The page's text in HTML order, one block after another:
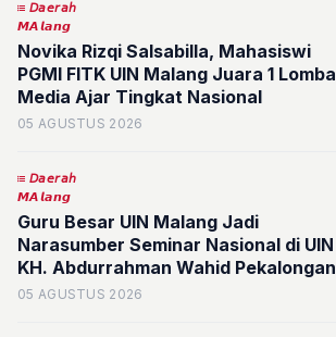
𝘋𝘢𝘦𝘳𝘢𝘩
𝙈𝘼𝙡𝙖𝙣𝙜
Novika Rizqi Salsabilla, Mahasiswi
PGMI FITK UIN Malang Juara 1 Lomba
Media Ajar Tingkat Nasional
05 AGUSTUS 2026
𝘋𝘢𝘦𝘳𝘢𝘩
𝙈𝘼𝙡𝙖𝙣𝙜
Guru Besar UIN Malang Jadi
Narasumber Seminar Nasional di UIN
KH. Abdurrahman Wahid Pekalongan
05 AGUSTUS 2026